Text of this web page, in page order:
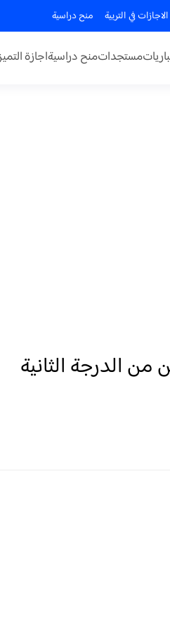
الاجازات في التربية منح دراسية
مستجداتمنح دراسيةاجازة
مباراة توظيف 9 متصرفين من الدرجة الثانية